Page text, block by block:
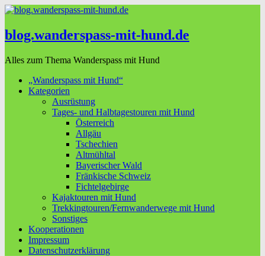
blog.wanderspass-mit-hund.de
Alles zum Thema Wanderspass mit Hund
„Wanderspass mit Hund“
Kategorien
Ausrüstung
Tages- und Halbtagestouren mit Hund
Österreich
Allgäu
Tschechien
Altmühltal
Bayerischer Wald
Fränkische Schweiz
Fichtelgebirge
Kajaktouren mit Hund
Trekkingtouren/Fernwanderwege mit Hund
Sonstiges
Kooperationen
Impressum
Datenschutzerklärung